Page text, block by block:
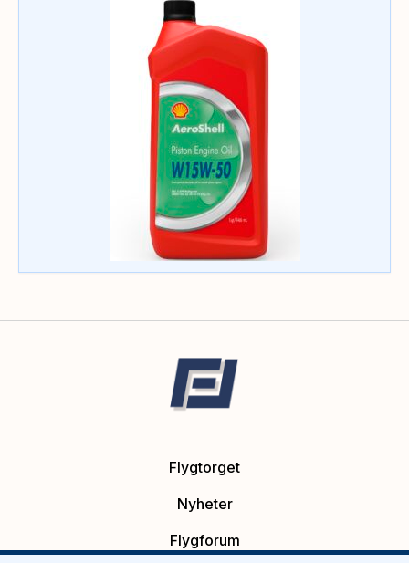
Flygtorget
Nyheter
Flygforum